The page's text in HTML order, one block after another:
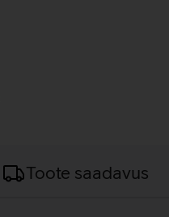
Toote saadavus